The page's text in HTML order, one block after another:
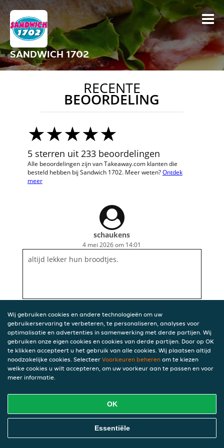
SANDWICH 1702
RECENTE
BEOORDELING
5 sterren uit 233 beoordelingen
Alle beoordelingen zijn van Takeaway.com klanten die
besteld hebben bij Sandwich 1702. Meer weten?Ontdek
meer
schaukens
4 mei 2026 om 14:01
altijd lekker hun broodtjes.
Wij gebruiken cookies en andere technologieën om uw
gebruikerservaring te verbeteren, te personaliseren, analyses voor
optimalisatie en advertenties in samenwerking met derde partijen. Wij
gebruiken onze eigen cookies en cookies van derde partijen. Door op OK
te klikken accepteert u het gebruik van alle cookies. Wij plaatsen altijd
noodzakelijke cookies. Selecteer Voorkeuren beheren om te kiezen
welke cookies u wilt accepteren, om uw voorkeur aan te passen en voor
meer informatie.
OK
Essentiële